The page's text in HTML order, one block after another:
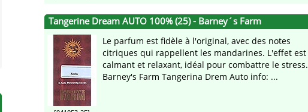
Tangerine Dream AUTO 100% (25) - Barney´s Farm
Le parfum est fidèle à l'original, avec des notes
citriques qui rappellent les mandarines. L'effet est
calmant et relaxant, idéal pour combattre le stress.
Barney's Farm Tangerina Drem Auto info: ...